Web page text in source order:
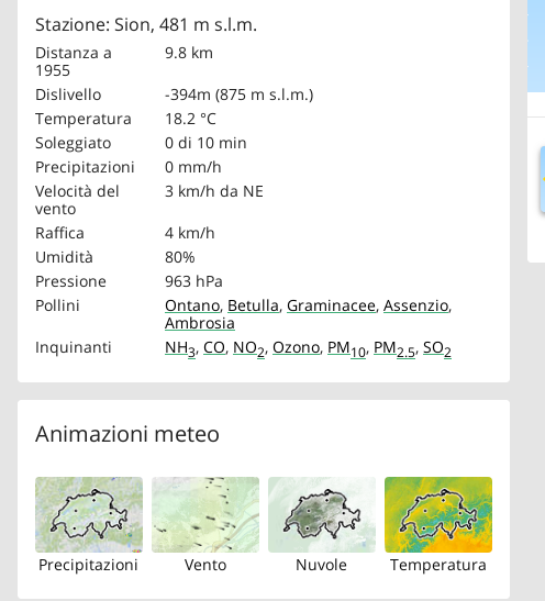
Stazione: Sion, 481 m s.l.m.
Distanza a
1955
9.8 km
Dislivello
-394m (875 m s.l.m.)
Temperatura
18.2 °C
Soleggiato
0 di 10 min
Precipitazioni
0 mm/h
Velocità del
vento
3 km/h da NE
Raffica
4 km/h
Umidità
80%
Pressione
963 hPa
Pollini
Ontano, Betulla, Graminacee, Assenzio,
Ambrosia
Inquinanti
NH3, CO, NO2, Ozono, PM10, PM2.5, SO2
Animazioni meteo
Precipitazioni Vento Nuvole Temperatura